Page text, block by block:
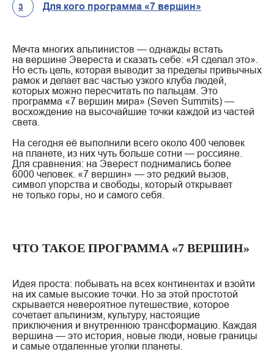
Для кого программа «7 вершин»
3
Мечта многих альпинистов — однажды встать
на вершине Эвереста и сказать себе: «Я сделал это».
Но есть цель, которая выводит за пределы привычных
рамок и делает вас частью узкого клуба людей,
которых можно пересчитать по пальцам. Это
программа «7 вершин мира» (Seven Summits) —
восхождение на высочайшие точки каждой из частей
света.
На сегодня её выполнили всего около 400 человек
на планете, из них чуть больше сотни — россияне.
Для сравнения: на Эверест поднимались более
6000 человек. «7 вершин» — это редкий вызов,
символ упорства и свободы, который открывает
не только горы, но и самого себя.
ЧТО ТАКОЕ ПРОГРАММА «7 ВЕРШИН»
Идея проста: побывать на всех континентах и взойти
на их самые высокие точки. Но за этой простотой
скрывается невероятное путешествие, которое
сочетает альпинизм, культуру, настоящие
приключения и внутреннюю трансформацию. Каждая
вершина — это история, новые люди, новые границы
и самые отдаленные уголки планеты.